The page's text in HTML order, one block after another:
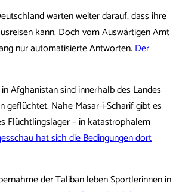
warten weiter darauf, dass ihre
kann. Doch vom Auswärtigen Amt
nur automatisierte Antworten.Der
Afghanistan sind innerhalb des Landes
geflüchtet. Nahe Masar-i-Scharif gibt es
Flüchtlingslager – in katastrophalem
hat sich die Bedingungen dort
der Taliban leben Sportlerinnen in